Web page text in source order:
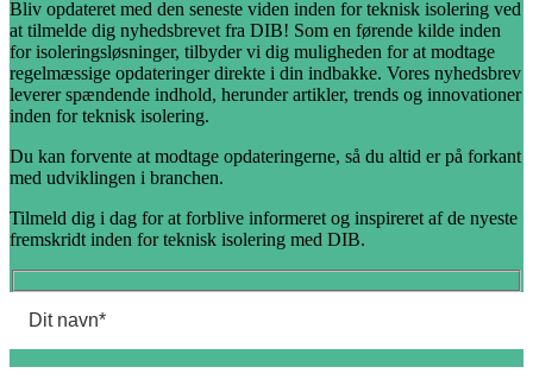
Bliv opdateret med den seneste viden inden for teknisk isolering ved
at tilmelde dig nyhedsbrevet fra DIB! Som en førende kilde inden
for isoleringsløsninger, tilbyder vi dig muligheden for at modtage
regelmæssige opdateringer direkte i din indbakke. Vores nyhedsbrev
leverer spændende indhold, herunder artikler, trends og innovationer
inden for teknisk isolering.
Du kan forvente at modtage opdateringerne, så du altid er på forkant
med udviklingen i branchen.
Tilmeld dig i dag for at forblive informeret og inspireret af de nyeste
fremskridt inden for teknisk isolering med DIB.